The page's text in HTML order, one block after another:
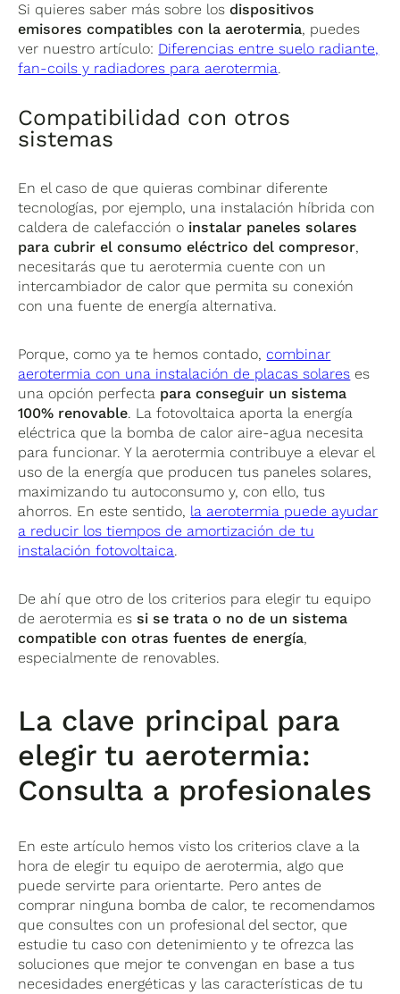
Si quieres saber más sobre los dispositivos
emisores compatibles con la aerotermia, puedes
ver nuestro artículo: Diferencias entre suelo radiante,
fan-coils y radiadores para aerotermia.
Compatibilidad con otros
sistemas
En el caso de que quieras combinar diferente
tecnologías, por ejemplo, una instalación híbrida con
caldera de calefacción o instalar paneles solares
para cubrir el consumo eléctrico del compresor,
necesitarás que tu aerotermia cuente con un
intercambiador de calor que permita su conexión
con una fuente de energía alternativa.
Porque, como ya te hemos contado, combinar
aerotermia con una instalación de placas solares es
una opción perfecta para conseguir un sistema
100% renovable. La fotovoltaica aporta la energía
eléctrica que la bomba de calor aire-agua necesita
para funcionar. Y la aerotermia contribuye a elevar el
uso de la energía que producen tus paneles solares,
maximizando tu autoconsumo y, con ello, tus
ahorros. En este sentido, la aerotermia puede ayudar
a reducir los tiempos de amortización de tu
instalación fotovoltaica.
De ahí que otro de los criterios para elegir tu equipo
de aerotermia essi se trata o no de un sistema
compatible con otras fuentes de energía,
especialmente de renovables.
La clave principal para
elegir tu aerotermia:
Consulta a profesionales
En este artículo hemos visto los criterios clave a la
hora de elegir tu equipo de aerotermia, algo que
puede servirte para orientarte. Pero antes de
comprar ninguna bomba de calor, te recomendamos
que consultes con un profesional del sector, que
estudie tu caso con detenimiento y te ofrezca las
soluciones que mejor te convengan en base a tus
necesidades energéticas y las características de tu